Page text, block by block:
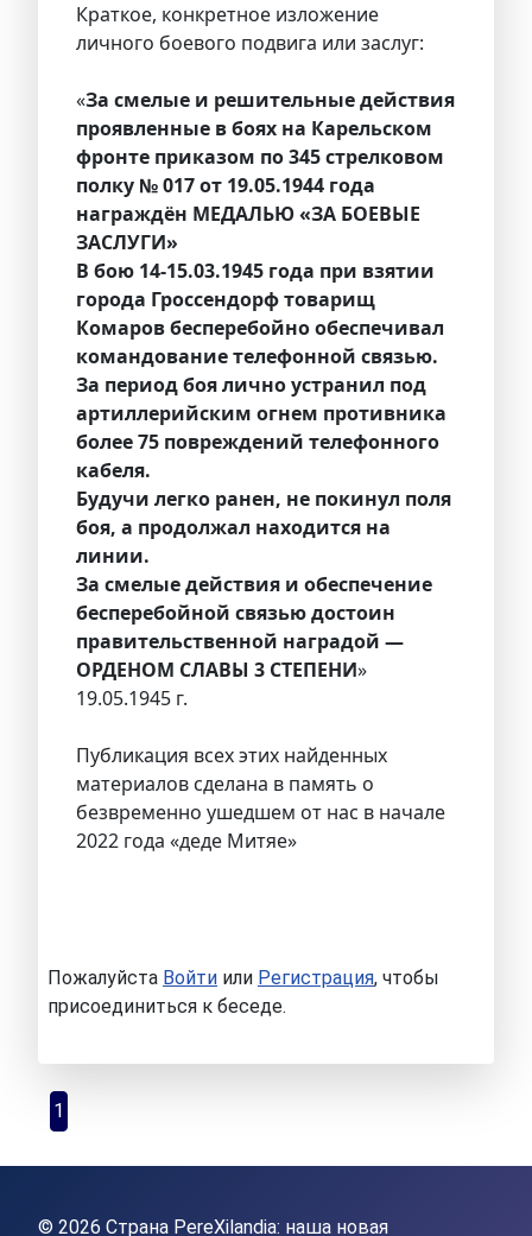
Краткое, конкретное изложение
личного боевого подвига или заслуг:
«За смелые и решительные действия
проявленные в боях на Карельском
фронте приказом по 345 стрелковом
полку № 017 от 19.05.1944 года
награждён МЕДАЛЬЮ «ЗА БОЕВЫЕ
ЗАСЛУГИ»
В бою 14-15.03.1945 года при взятии
города Гроссендорф товарищ
Комаров бесперебойно обеспечивал
командование телефонной связью.
За период боя лично устранил под
артиллерийским огнем противника
более 75 повреждений телефонного
кабеля.
Будучи легко ранен, не покинул поля
боя, а продолжал находится на
линии.
За смелые действия и обеспечение
бесперебойной связью достоин
правительственной наградой —
ОРДЕНОМ СЛАВЫ 3 СТЕПЕНИ»
19.05.1945 г.
Публикация всех этих найденных
материалов сделана в память о
безвременно ушедшем от нас в начале
2022 года «деде Митяе»
Пожалуйста Войти или Регистрация, чтобы
присоединиться к беседе.
1
© 2026 Страна PereXilandia: наша новая